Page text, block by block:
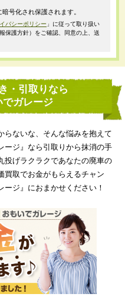
号化され保護されます。
バシーポリシー 」に従って取り扱い
保護方針）をご確認、同意の上、送
・引取りなら
でガレージ
らないな、そんな悩みを抱えて
ージ』なら引取りから抹消の手
投げラクラクであなたの廃車の
買取でお金がもらえるチャン
ジ』におまかせください！